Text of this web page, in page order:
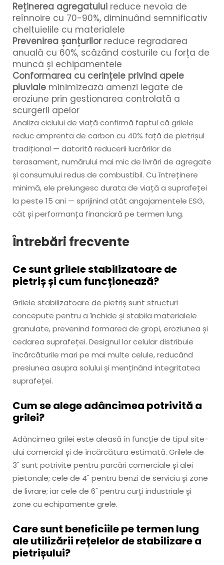
Reținerea agregatului reduce nevoia de
reînnoire cu 70-90%, diminuând semnificativ
cheltuielile cu materialele
Prevenirea șanțurilor reduce regradarea
anuală cu 60%, scăzând costurile cu forța de
muncă și echipamentele
Conformarea cu cerințele privind apele
pluviale minimizează amenzi legate de
eroziune prin gestionarea controlată a
scurgerii apelor
Analiza ciclului de viață confirmă faptul că grilele
reduc amprenta de carbon cu 40% față de pietrișul
tradițional — datorită reducerii lucrărilor de
terasament, numărului mai mic de livrări de agregate
și consumului redus de combustibil. Cu întreținere
minimă, ele prelungesc durata de viață a suprafeței
la peste 15 ani — sprijinind atât angajamentele ESG,
cât și performanța financiară pe termen lung.
Întrebări frecvente
Ce sunt grilele stabilizatoare de
pietriș și cum funcționează?
Grilele stabilizatoare de pietriș sunt structuri
concepute pentru a închide și stabila materialele
granulate, prevenind formarea de gropi, eroziunea și
cedarea suprafeței. Designul lor celular distribuie
încărcăturile mari pe mai multe celule, reducând
presiunea asupra solului și menținând integritatea
suprafeței.
Cum se alege adâncimea potrivită a
grilei?
Adâncimea grilei este aleasă în funcție de tipul site-
ului comercial și de încărcătura estimată. Grilele de
3" sunt potrivite pentru parcări comerciale și alei
pietonale; cele de 4" pentru benzi de serviciu și zone
de livrare; iar cele de 6" pentru curți industriale și
zone cu echipamente grele.
Care sunt beneficiile pe termen lung
ale utilizării rețelelor de stabilizare a
pietrișului?